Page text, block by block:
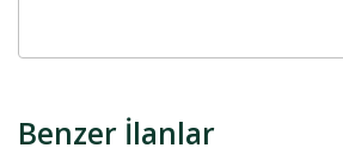
Benzer İlanlar